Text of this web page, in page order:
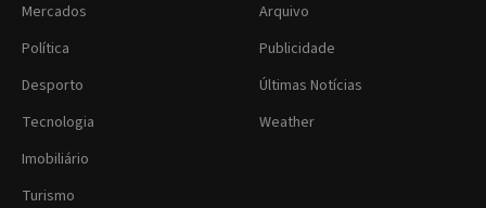
Mercados
Política
Desporto
Tecnologia
Imobiliário
Turismo
Arquivo
Publicidade
Últimas Notícias
Weather